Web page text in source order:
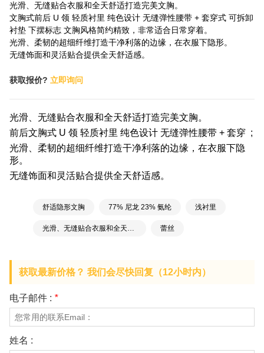
光滑、无缝贴合衣服和全天舒适打造完美文胸。
文胸式前后 U 领 轻质衬里 纯色设计 无缝弹性腰带 + 套穿式 可拆卸
衬垫 下摆标志 文胸风格简约精致，非常适合日常穿着。
光滑、柔韧的超细纤维打造干净利落的边缘，在衣服下隐形。
无缝饰面和灵活贴合提供全天舒适感。
获取报价? 立即询问
光滑、无缝贴合衣服和全天舒适打造完美文胸。
前后文胸式 U 领 轻质衬里 纯色设计 无缝弹性腰带 + 套穿 ;
光滑、柔韧的超细纤维打造干净利落的边缘，在衣服下隐
形。
无缝饰面和灵活贴合提供全天舒适感。
舒适隐形文胸 77% 尼龙 23% 氨纶 浅衬里
光滑、无缝贴合衣服和全天舒适，打造完美文胸 蕾丝
获取最新价格？ 我们会尽快回复（12小时内）
电子邮件 : *
姓名 :